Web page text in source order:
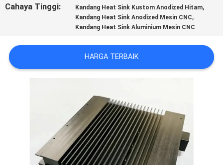
PERMINTAAN
SITEMAP
Cahaya Tinggi: Kandang Heat Sink Kustom Anodized Hitam,
Kandang Heat Sink Anodized Mesin CNC,
Kandang Heat Sink Aluminium Mesin CNC
HARGA TERBAIK